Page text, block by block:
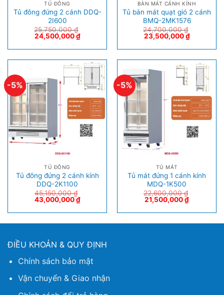
TỦ ĐÔNG
Tủ đông đứng 2 cánh DDQ-
2I600
25,750,000₫
24,500,000₫
BÀN MÁT CÁNH KÍNH
Tủ bàn mát quạt gió 2 cánh
BMQ-2MK1576
24,700,000₫
23,500,000₫
-5%
TỦ ĐÔNG
Tủ đông đứng 2 cánh kính
DDQ-2K1100
45,150,000₫
43,000,000₫
-5%
TỦ MÁT
Tủ mát đứng 1 cánh kính
MDQ-1K500
22,600,000₫
21,500,000₫
ĐIỀU KHOẢN & QUY ĐỊNH
Chính sách bảo mật
Vận chuyển & Giao nhận